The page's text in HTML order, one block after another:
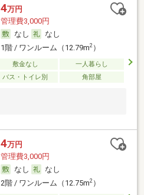
4万円
管理費3,000円
なし
なし
1階 / ワンルーム（12.79m2）
敷金なし
一人暮らし
バス・トイレ別 角部屋
4万円
管理費3,000円
なし
なし
2階 / ワンルーム（12.75m2）